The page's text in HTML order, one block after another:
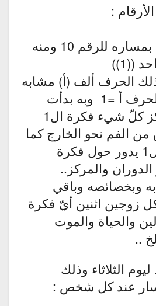
:
يوم الثلاثاء ينتقل بمساره للرقم 10 ومنه
الحرف ألف (أ) مشابه
للرقم 1 وقيمة الحرف أ =1 وبه بدأت
الأبجدية وهو مركز كلّ شيء فكرة ال1
الفم نحو الخارج كما
نلفظه ..مفهوم ال1 يدور حول فكرة
والمركز..
وبخصائصه وباقي
زوجين اثنين أيّ فكرة
والحياة والموت
..
الثلاثاء وذلك
عند كل شخص :